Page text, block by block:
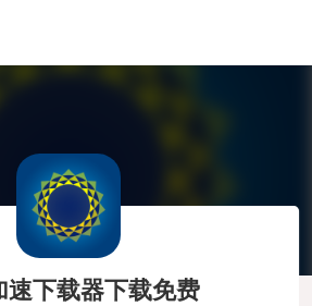
速下载器下载免费